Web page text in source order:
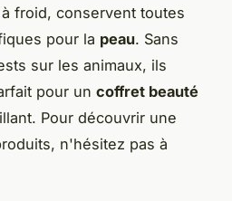
froid, conservent toutes
pour la peau. Sans
sur les animaux, ils
pour un coffret beauté
Pour découvrir une
n'hésitez pas à